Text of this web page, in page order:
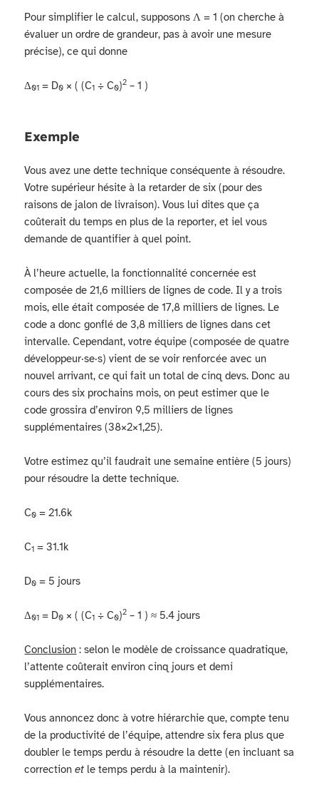
Pour simplifier le calcul, supposons Λ = 1 (on cherche à
évaluer un ordre de grandeur, pas à avoir une mesure
précise), ce qui donne
Δ01 = D0 × ( (C1 ÷ C0)2 – 1 )
Exemple
Vous avez une dette technique conséquente à résoudre.
Votre supérieur hésite à la retarder de six (pour des
raisons de jalon de livraison). Vous lui dites que ça
coûterait du temps en plus de la reporter, et iel vous
demande de quantifier à quel point.
À l’heure actuelle, la fonctionnalité concernée est
composée de 21,6 milliers de lignes de code. Il y a trois
mois, elle était composée de 17,8 milliers de lignes. Le
code a donc gonflé de 3,8 milliers de lignes dans cet
intervalle. Cependant, votre équipe (composée de quatre
développeur·se·s) vient de se voir renforcée avec un
nouvel arrivant, ce qui fait un total de cinq devs. Donc au
cours des six prochains mois, on peut estimer que le
code grossira d’environ 9,5 milliers de lignes
supplémentaires (38×2×1,25).
Votre estimez qu’il faudrait une semaine entière (5 jours)
pour résoudre la dette technique.
C0 = 21.6k
C1 = 31.1k
D0 = 5 jours
Δ01 = D0 × ( (C1 ÷ C0)2 – 1 ) ≈ 5.4 jours
Conclusion : selon le modèle de croissance quadratique,
l’attente coûterait environ cinq jours et demi
supplémentaires.
Vous annoncez donc à votre hiérarchie que, compte tenu
de la productivité de l’équipe, attendre six fera plus que
doubler le temps perdu à résoudre la dette (en incluant sa
correctionet le temps perdu à la maintenir).